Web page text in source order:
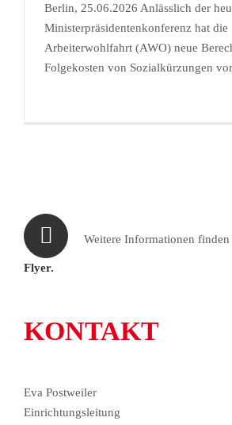
Berlin, 25.06.2026 Anlässlich der
Ministerpräsidentenkonferenz hat die
Arbeiterwohlfahrt (AWO) neue
Folgekosten von Sozialkürzungen
Weitere Informationen finden
Flyer.
KONTAKT
Eva Postweiler
Einrichtungsleitung